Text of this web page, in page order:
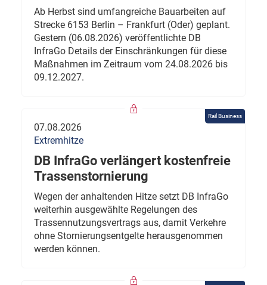
Ab Herbst sind umfangreiche Bauarbeiten auf
Strecke 6153 Berlin – Frankfurt (Oder) geplant.
Gestern (06.08.2026) veröffentlichte DB
InfraGo Details der Einschränkungen für diese
Maßnahmen im Zeitraum vom 24.08.2026 bis
09.12.2027.
Rail Business
07.08.2026
Extremhitze
DB InfraGo verlängert kostenfreie
Trassenstornierung
Wegen der anhaltenden Hitze setzt DB InfraGo
weiterhin ausgewählte Regelungen des
Trassennutzungsvertrags aus, damit Verkehre
ohne Stornierungsentgelte herausgenommen
werden können.